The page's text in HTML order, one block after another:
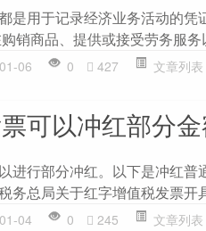
是用于记录经济业务活动的凭
销商品、提供或接受劳务服
01-06 0 427 文章列表
可以冲红部分
进行部分冲红。以下是冲红普
务总局关于红字增值税发票开
01-04 0 245 文章列表